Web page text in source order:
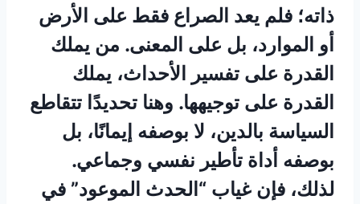
ذاته؛ فلم يعد الصراع فقط على الأرض
أو الموارد، بل على المعنى. من يملك
القدرة على تفسير الأحداث، يملك
القدرة على توجيهها. وهنا تحديدًا تتقاطع
السياسة بالدين، لا بوصفه إيمانًا، بل
بوصفه أداة تأطير نفسي وجماعي.
لذلك، فإن غياب “الحدث الموعود” في